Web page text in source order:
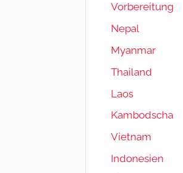
Vorbereitung
Nepal
Myanmar
Thailand
Laos
Kambodscha
Vietnam
Indonesien